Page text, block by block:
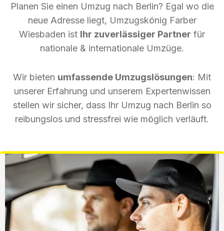
Planen Sie einen Umzug nach Berlin? Egal wo die
neue Adresse liegt, Umzugskönig Farber
Wiesbaden ist Ihr zuverlässiger Partner für
nationale & internationale Umzüge.
Wir bieten umfassende Umzugslösungen: Mit
unserer Erfahrung und unserem Expertenwissen
stellen wir sicher, dass Ihr Umzug nach Berlin so
reibungslos und stressfrei wie möglich verläuft.